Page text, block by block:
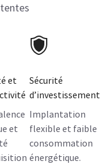
et
et
Sécurité
d’investissement
Implantation
flexible et faible
consommation
énergétique.